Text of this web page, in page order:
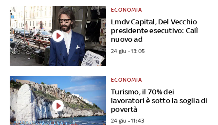
Lmdv Capital, Del Vecchio
presidente esecutivo: Calì
nuovo ad
ECONOMIA
24 giu - 13:05
Turismo, il 70% dei
lavoratori è sotto la soglia di
povertà
ECONOMIA
24 giu - 11:43